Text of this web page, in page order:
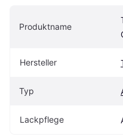
Produktname
Hersteller
Typ
Lackpflege